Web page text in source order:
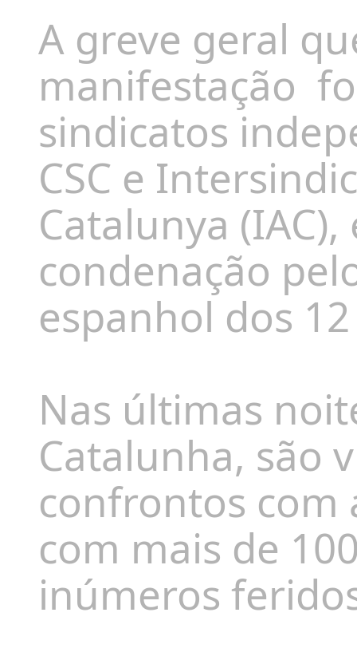
A greve geral
manifestação
sindicatos
CSC e
Catalunya
condenação
espanhol dos
Nas últimas
Catalunha, são
confrontos com
com mais de
inúmeros